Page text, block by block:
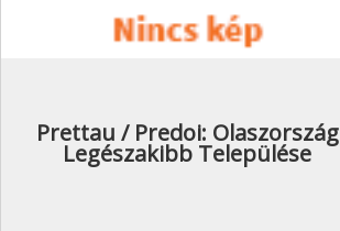
Prettau / Predoi: Olaszország
Legészakibb Települése